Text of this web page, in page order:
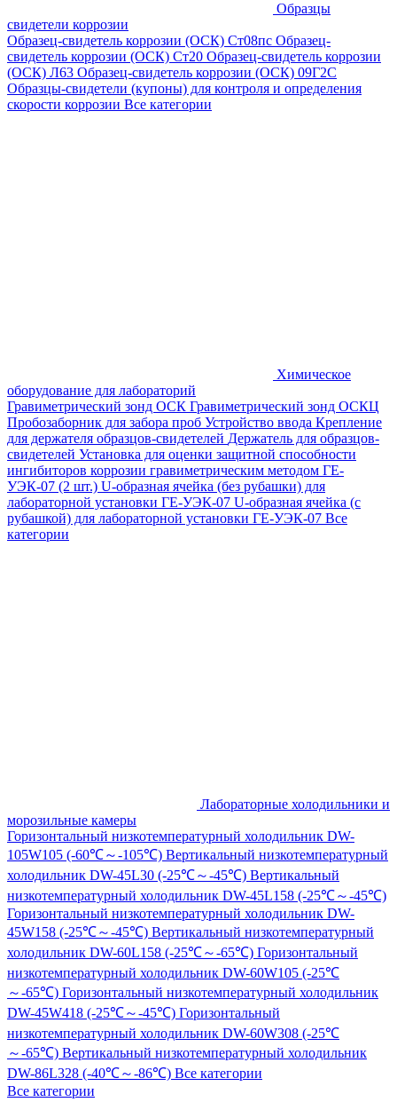
Образцы
свидетели коррозии
Образец-свидетель коррозии (ОСК) Ст08пс Образец-
свидетель коррозии (ОСК) Ст20 Образец-свидетель коррозии
(ОСК) Л63 Образец-свидетель коррозии (ОСК) 09Г2С
Образцы-свидетели (купоны) для контроля и определения
скорости коррозии Все категории
Химическое
оборудование для лабораторий
Гравиметрический зонд ОСК Гравиметрический зонд ОСКЦ
Пробозаборник для забора проб Устройство ввода Крепление
для держателя образцов-свидетелей Держатель для образцов-
свидетелей Установка для оценки защитной способности
ингибиторов коррозии гравиметрическим методом ГЕ-
УЭК-07 (2 шт.) U-образная ячейка (без рубашки) для
лабораторной установки ГЕ-УЭК-07 U-образная ячейка (с
рубашкой) для лабораторной установки ГЕ-УЭК-07 Все
категории
Лабораторные холодильники и
морозильные камеры
Горизонтальный низкотемпературный холодильник DW-
105W105 (-60℃～-105℃) Вертикальный низкотемпературный
холодильник DW-45L30 (-25℃～-45℃) Вертикальный
низкотемпературный холодильник DW-45L158 (-25℃～-45℃)
Горизонтальный низкотемпературный холодильник DW-
45W158 (-25℃～-45℃) Вертикальный низкотемпературный
холодильник DW-60L158 (-25℃～-65℃) Горизонтальный
низкотемпературный холодильник DW-60W105 (-25℃
～-65℃) Горизонтальный низкотемпературный холодильник
DW-45W418 (-25℃～-45℃) Горизонтальный
низкотемпературный холодильник DW-60W308 (-25℃
～-65℃) Вертикальный низкотемпературный холодильник
DW-86L328 (-40℃～-86℃) Все категории
Все категории